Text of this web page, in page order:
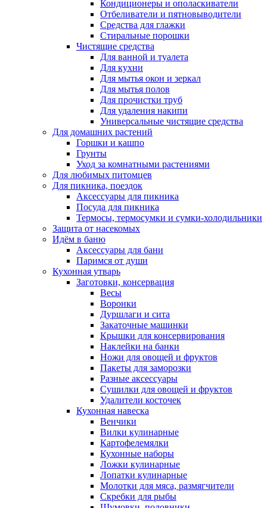
Кондиционеры и ополаскиватели
Отбеливатели и пятновыводители
Средства для глажки
Стиральные порошки
Чистящие средства
Для ванной и туалета
Для кухни
Для мытья окон и зеркал
Для мытья полов
Для прочистки труб
Для удаления накипи
Универсальные чистящие средства
Для домашних растений
Горшки и кашпо
Грунты
Уход за комнатными растениями
Для любимых питомцев
Для пикника, поездок
Аксессуары для пикника
Посуда для пикника
Термосы, термосумки и сумки-холодильники
Защита от насекомых
Идём в баню
Аксессуары для бани
Паримся от души
Кухонная утварь
Заготовки, консервация
Весы
Воронки
Дуршлаги и сита
Закаточные машинки
Крышки для консервирования
Наклейки на банки
Ножи для овощей и фруктов
Пакеты для заморозки
Разные аксессуары
Сушилки для овощей и фруктов
Удалители косточек
Кухонная навеска
Венчики
Вилки кулинарные
Картофелемялки
Кухонные наборы
Ложки кулинарные
Лопатки кулинарные
Молотки для мяса, размягчители
Скребки для рыбы